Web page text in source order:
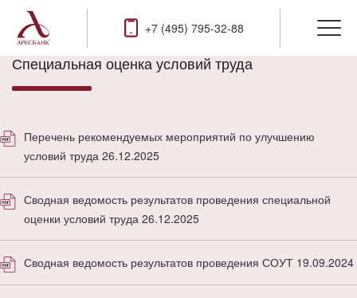
+7 (495) 795-32-88
Специальная оценка условий труда
Перечень рекомендуемых мероприятий по улучшению
условий труда 26.12.2025
Сводная ведомость результатов проведения специальной
оценки условий труда 26.12.2025
Сводная ведомость результатов проведения СОУТ 19.09.2024